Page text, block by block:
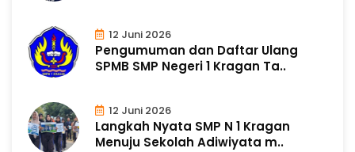
12 Juni 2026
Pengumuman dan Daftar Ulang
SPMB SMP Negeri 1 Kragan Ta..
12 Juni 2026
Langkah Nyata SMP N 1 Kragan
Menuju Sekolah Adiwiyata m..